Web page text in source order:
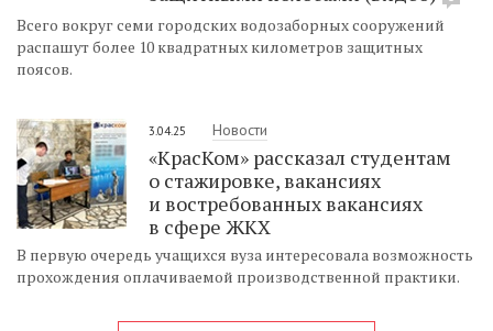
Всего вокруг семи городских водозаборных сооружений
распашут более 10 квадратных километров защитных
поясов.
3.04.25 Новости
«КрасКом» рассказал студентам
о стажировке, вакансиях
и востребованных вакансиях
в сфере ЖКХ
В первую очередь учащихся вуза интересовала возможность
прохождения оплачиваемой производственной практики.